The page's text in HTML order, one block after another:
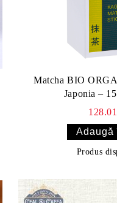
Matcha BIO
Japonia –
Produs